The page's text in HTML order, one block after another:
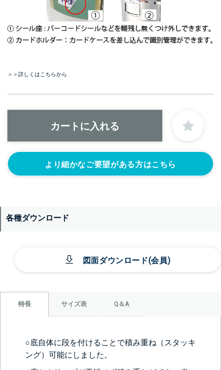
＞＞詳しくはこちらから
より細かなご要望がある方はこちら
各種ダウンロード
図面ダウンロード(会員)
特長 サイズ表 Q＆A
○底自体に段を付けることで積み重ね（スタッキ
ング）可能にしました。